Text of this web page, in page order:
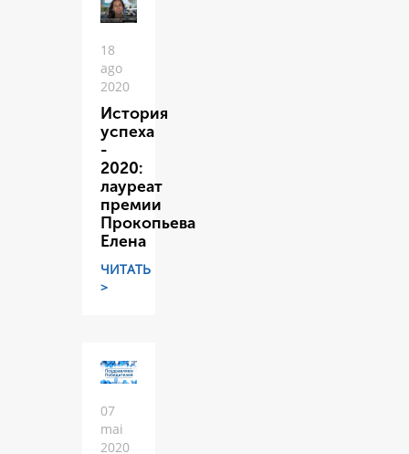
18
ago
2020
История
успеха
-
2020:
лауреат
премии
Прокопьева
Елена
ЧИТАТЬ
>
07
mai
2020